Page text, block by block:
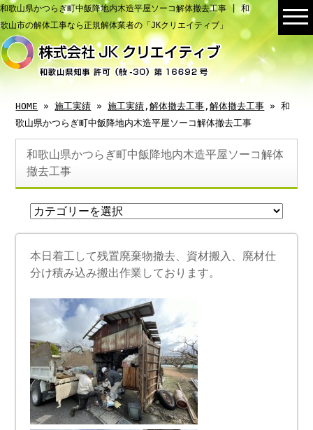
和歌山県かつらぎ町中飯降地内木造平屋ソーコ解体撤去工事 | 和
歌山市の解体工事なら正規解体業者の「JKクリエイティブ」
HOME »施工実績 »施工実績 ,解体撤去工事 ,解体撤去工事 » 和
歌山県かつらぎ町中飯降地内木造平屋ソーコ解体撤去工事
和歌山県かつらぎ町中飯降地内木造平屋ソーコ解体
撤去工事
本日着工して残置廃棄物撤去、資材搬入、廃材仕
分け積み込み搬出作業しております。